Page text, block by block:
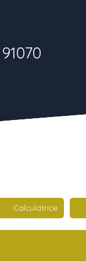
Calculatrice